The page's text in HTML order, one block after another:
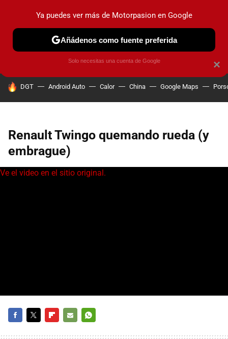
PRUEBAS COCHES ELÉCTRICOS OBSERVATORIO
HOY SE HABLA DE
DGT Android Auto Calor China Google Maps
Renault Twingo quemando rueda (y
embrague)
Ve el video en el sitio original.
×
Ya puedes ver más de Motorpasion en Google
Añádenos como fuente preferida
Solo necesitas una cuenta de Google